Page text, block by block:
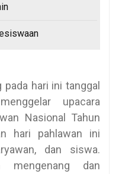
pada hari ini tanggal
upacara
Nasional Tahun
hari pahlawan ini
dan siswa.
mengenang dan